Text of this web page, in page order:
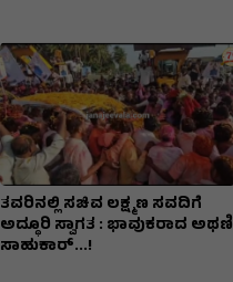
ತವರಿನಲ್ಲಿ ಸಚಿವ ಲಕ್ಷ್ಮಣ ಸವದಿಗೆ
ಅದ್ಧೂರಿ ಸ್ವಾಗತ : ಭಾವುಕರಾದ ಅಥಣಿ
ಸಾಹುಕಾರ್...!